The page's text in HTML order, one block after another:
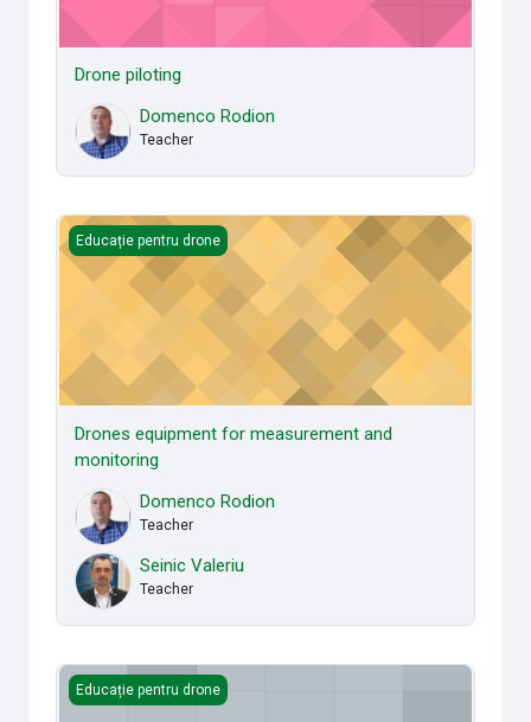
Drone piloting
Domenco Rodion
Teacher
Drones equipment for measurement and monitoring
Educație pentru drone
Drones equipment for measurement and
monitoring
Domenco Rodion
Teacher
Seinic Valeriu
Teacher
Drone avionics
Educație pentru drone